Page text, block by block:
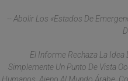
-- Abolir Los «estados De
El Informe Rechaza La Idea
Simplemente Un Punto De Vista